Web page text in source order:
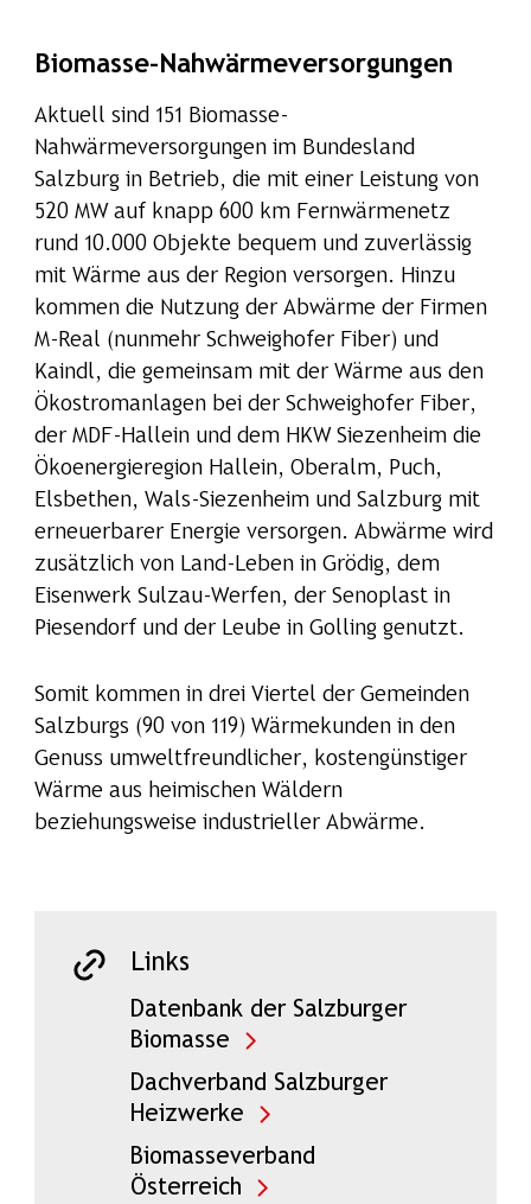
Biomasse-Nahwärmeversorgungen
Aktuell sind 151 Biomasse-
Nahwärmeversorgungen im Bundesland
Salzburg in Betrieb, die mit einer Leistung von
520 MW auf knapp 600 km Fernwärmenetz
rund 10.000 Objekte bequem und zuverlässig
mit Wärme aus der Region versorgen. Hinzu
kommen die Nutzung der Abwärme der Firmen
M-Real (nunmehr Schweighofer Fiber) und
Kaindl, die gemeinsam mit der Wärme aus den
Ökostromanlagen bei der Schweighofer Fiber,
der MDF-Hallein und dem HKW Siezenheim die
Ökoenergieregion Hallein, Oberalm, Puch,
Elsbethen, Wals-Siezenheim und Salzburg mit
erneuerbarer Energie versorgen. Abwärme wird
zusätzlich von Land-Leben in Grödig, dem
Eisenwerk Sulzau-Werfen, der Senoplast in
Piesendorf und der Leube in Golling genutzt.
Somit kommen in drei Viertel der Gemeinden
Salzburgs (90 von 119) Wärmekunden in den
Genuss umweltfreundlicher, kostengünstiger
Wärme aus heimischen Wäldern
beziehungsweise industrieller Abwärme.
Links
Datenbank der Salzburger
Biomasse
Dachverband Salzburger
Heizwerke
Biomasseverband
Österreich